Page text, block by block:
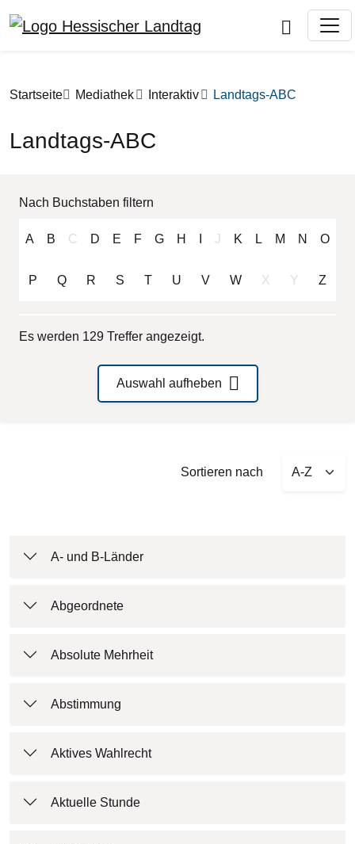
Pfadnavigation
Startseite Mediathek Interaktiv Landtags-ABC
Landtags-ABC
Nach Buchstaben filtern
A B C D E F G H J K L M N O
P Q R S T U V W X Y Z
Es werden 129 Treffer angezeigt.
Auswahl aufheben
Sortieren nach
A- und B-Länder
Abgeordnete
Absolute Mehrheit
Abstimmung
Aktives Wahlrecht
Aktuelle Stunde